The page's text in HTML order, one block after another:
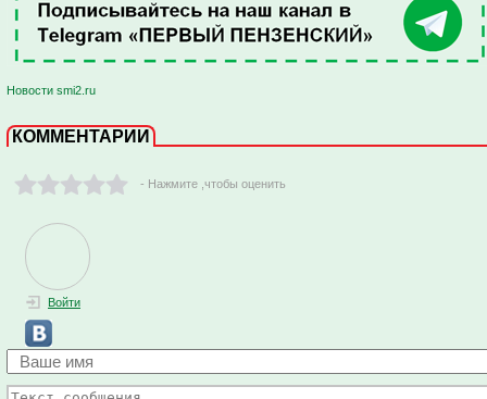
Новости smi2.ru
КОММЕНТАРИИ
- Нажмите ,чтобы оценить
Войти